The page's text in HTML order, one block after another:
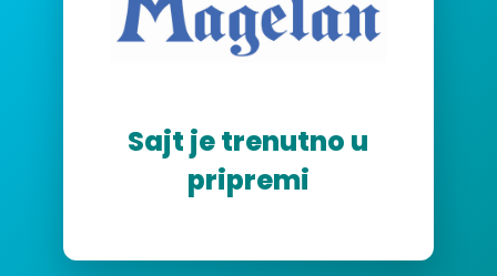
Sajt je trenutno u
pripremi